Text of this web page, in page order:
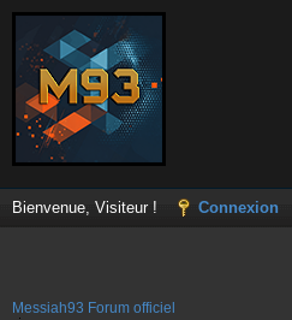
Bienvenue, Visiteur ! Connexion
Messiah93 Forum officiel